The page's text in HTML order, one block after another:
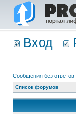
Вход
Сообщения без ответов
Список форумов